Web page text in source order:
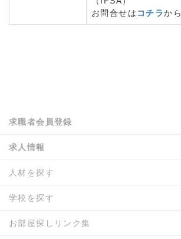
お問合せは コチラから
求職者会員登録
求人情報
人材を探す
学校を探す
お部屋探しリンク集